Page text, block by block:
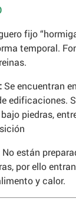
fijo
temporal.
Se encuentran
edificaciones.
piedras,
No están
por ello
y calor.